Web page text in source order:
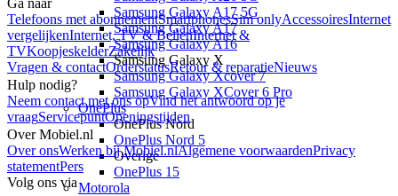
Samsung Galaxy A17 5G
Samsung Galaxy A17
Samsung Galaxy A16
Samsung Galaxy X
Samsung Galaxy Xcover 7
Samsung Galaxy XCover 6 Pro
OnePlus
OnePlus Nord
OnePlus Nord 5
Overige
OnePlus 15
Motorola
Ga naar
Telefoons met abonnementSmartphonesSim onlyAccessoiresInternet
vergelijkenInternet, TV & BellenInternet &
TVKoopjeskelderZakelijk
Vragen & contactOrderstatusRetour & reparatieNieuws
Hulp nodig?
Neem contact met ons opVind het antwoord op je
vraagServicepuntOpeningstijden
Over Mobiel.nl
Over onsWerken bij Mobiel.nlAlgemene voorwaardenPrivacy
statementPers
Volg ons via